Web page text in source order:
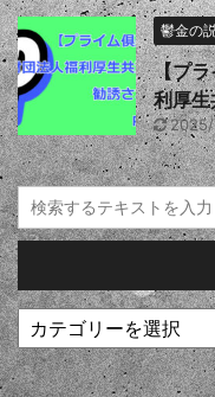
鬱金の説
【プ
利厚